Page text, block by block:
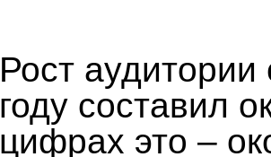
Рост
году составил
цифрах это –